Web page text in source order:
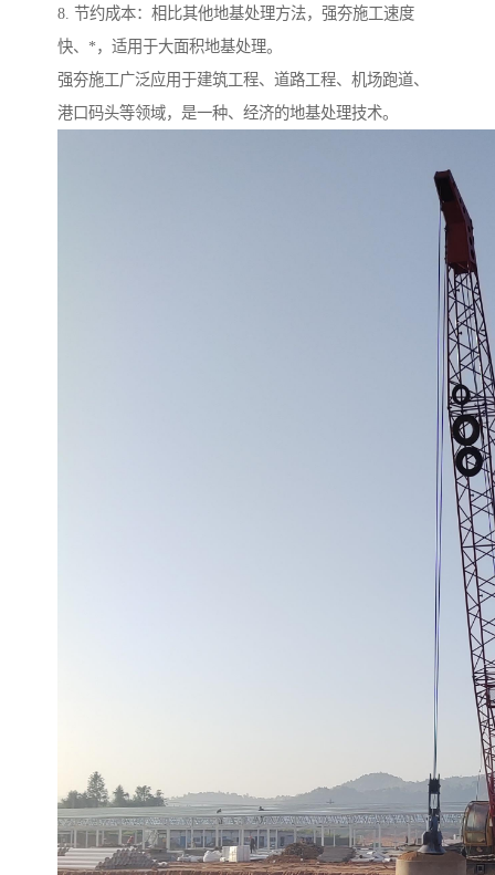
8. 节约成本：相比其他地基处理方法，强夯施工速度
快、*，适用于大面积地基处理。
强夯施工广泛应用于建筑工程、道路工程、机场跑道、
港口码头等领域，是一种、经济的地基处理技术。